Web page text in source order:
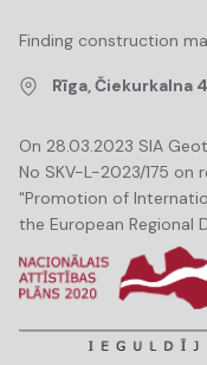
Finding construction
Rīga, Čiekurkalna
On 28.03.2023 SIA
No SKV-L-2023/175 on
"Promotion of
the European Regional